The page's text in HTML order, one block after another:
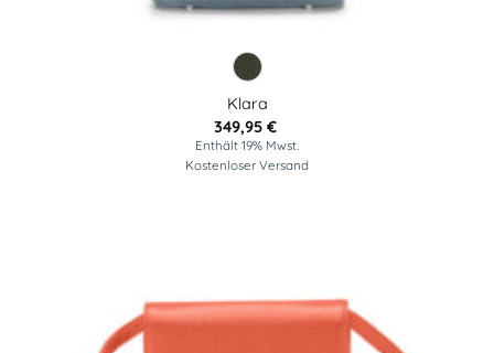
Klara
349,95 €
Enthält 19% Mwst.
Kostenloser Versand